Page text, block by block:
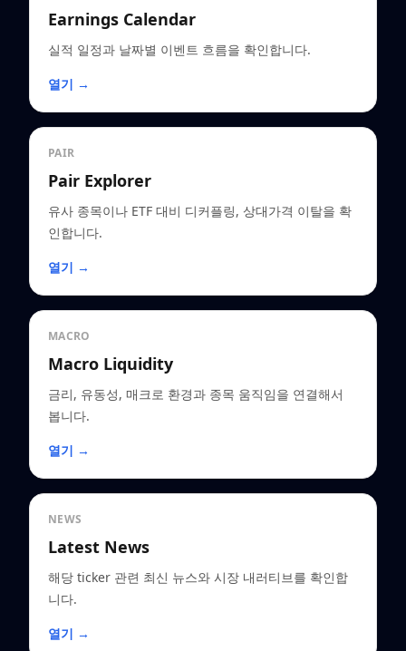
Earnings Calendar
실적 일정과 날짜별 이벤트 흐름을 확인합니다.
열기 →
PAIR
Pair Explorer
유사 종목이나 ETF 대비 디커플링, 상대가격 이탈을 확
인합니다.
열기 →
MACRO
Macro Liquidity
금리, 유동성, 매크로 환경과 종목 움직임을 연결해서
봅니다.
열기 →
NEWS
Latest News
해당 ticker 관련 최신 뉴스와 시장 내러티브를 확인합
니다.
열기 →